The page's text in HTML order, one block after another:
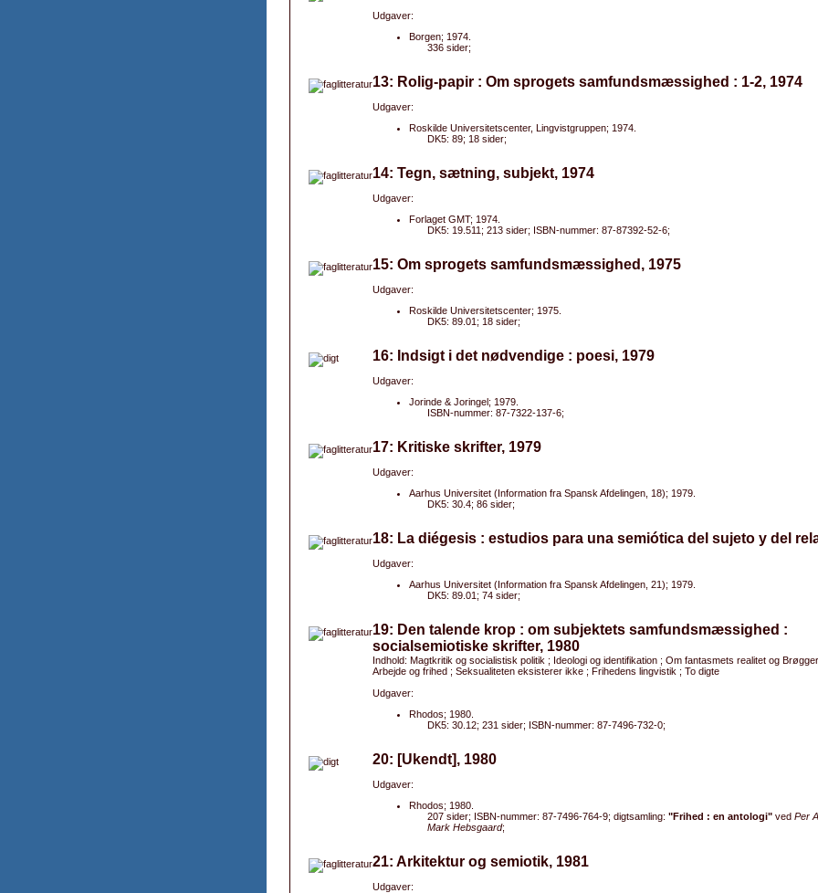
Udgaver:
Borgen; 1974.
336 sider;
13: Rolig-papir : Om sprogets samfundsmæssighed : 1-2, 1974
Udgaver:
Roskilde Universitetscenter, Lingvistgruppen; 1974.
DK5: 89; 18 sider;
14: Tegn, sætning, subjekt, 1974
Udgaver:
Forlaget GMT; 1974.
DK5: 19.511; 213 sider; ISBN-nummer: 87-87392-52-6;
15: Om sprogets samfundsmæssighed, 1975
Udgaver:
Roskilde Universitetscenter; 1975.
DK5: 89.01; 18 sider;
16: Indsigt i det nødvendige : poesi, 1979
Udgaver:
Jorinde & Joringel; 1979.
ISBN-nummer: 87-7322-137-6;
17: Kritiske skrifter, 1979
Udgaver:
Aarhus Universitet (Information fra Spansk Afdelingen, 18); 1979.
DK5: 30.4; 86 sider;
18: La diégesis : estudios para una semiótica del sujeto y del
Udgaver:
Aarhus Universitet (Information fra Spansk Afdelingen, 21); 1979.
DK5: 89.01; 74 sider;
19: Den talende krop : om subjektets samfundsmæssighed :
socialsemiotiske skrifter, 1980
Indhold: Magtkritik og socialistisk politik ; Ideologi og identifikation ; Om fantasmets realitet og
Arbejde og frihed ; Seksualiteten eksisterer ikke ; Frihedens lingvistik ; To digte
Udgaver:
Rhodos; 1980.
DK5: 30.12; 231 sider; ISBN-nummer: 87-7496-732-0;
20: [Ukendt], 1980
Udgaver:
Rhodos; 1980.
207 sider; ISBN-nummer: 87-7496-764-9; digtsamling: "Frihed : en antologi" ved Per
Mark Hebsgaard;
21: Arkitektur og semiotik, 1981
Udgaver: